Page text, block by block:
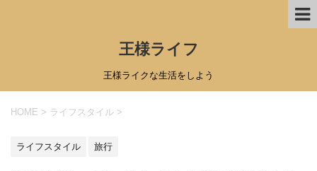
王様ライフ
王様ライクな生活をしよう
HOME > ライフスタイル >
ライフスタイル 旅行